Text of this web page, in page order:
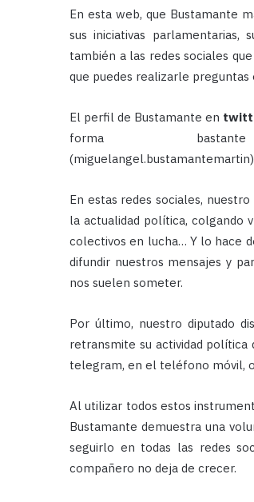
En esta web, que Bustamante
sus iniciativas
también a las redes sociales
que puedes realizarle
El perfil de Bustamante en
forma
En estas redes sociales,
la actualidad política, colgando
colectivos en lucha… Y lo hace
difundir nuestros mensajes y
nos suelen someter.
Por último, nuestro diputado
retransmite su actividad política
telegram, en el teléfono móvil,
Al utilizar todos estos
Bustamante demuestra una
seguirlo en todas las redes
compañero no deja de crecer.